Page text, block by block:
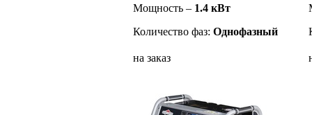
Мощность – 1.4 кВт
Количество фаз: Однофазный
на заказ